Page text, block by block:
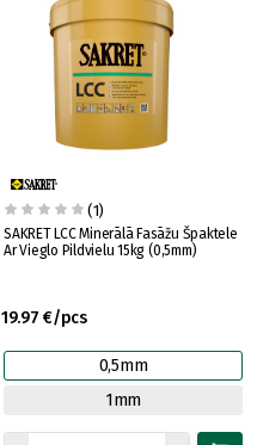
(1)
SAKRET LCC Minerālā Fasāžu Špaktele
Ar Vieglo Pildvielu 15kg (0,5mm)
19.97 €/pcs
0,5mm
1mm